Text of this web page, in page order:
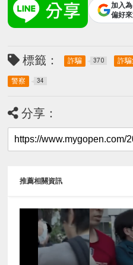
加入
偏好
標籤： 詐騙 370 詐
警察 34
分享：
推薦相關資訊